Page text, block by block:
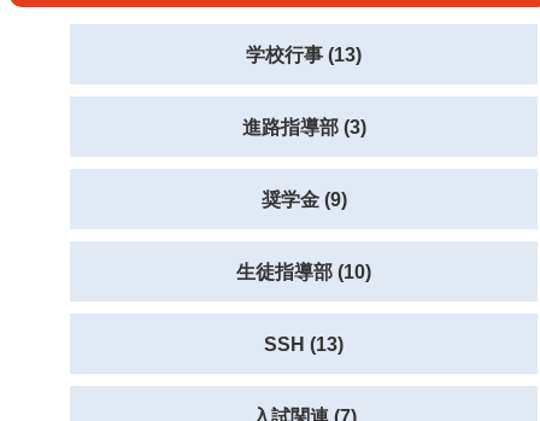
学校行事 (13)
進路指導部 (3)
奨学金 (9)
生徒指導部 (10)
SSH (13)
入試関連 (7)